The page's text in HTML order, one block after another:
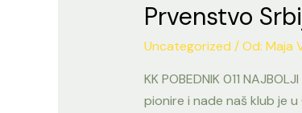
Prvenstvo
Uncategorized / Od: Maja
KK POBEDNIK 011
pionire i nade naš klub je u